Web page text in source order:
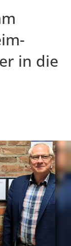
in die